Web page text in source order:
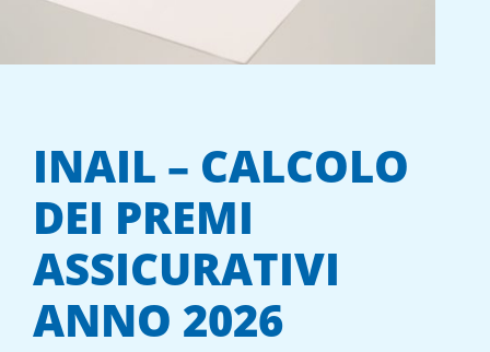
INAIL – CALCOLO
DEI PREMI
ASSICURATIVI
ANNO 2026